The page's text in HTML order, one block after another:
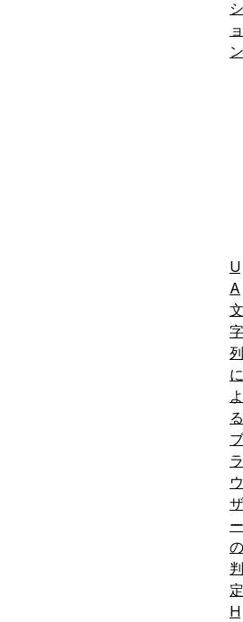
シ
ョ
ン
U
A
文
字
列
に
よ
る
ブ
ラ
ウ
ザ
ー
の
判
定
H